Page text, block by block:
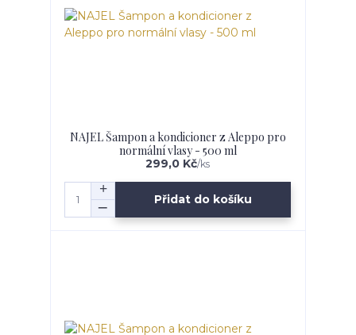
NAJEL Šampon a kondicioner z Aleppo pro
normální vlasy - 500 ml
299,0 Kč/ks
Přidat do košíku